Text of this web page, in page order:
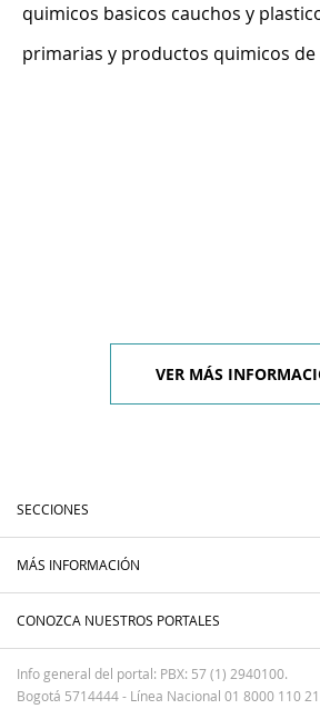
quimicos basicos cauchos y
primarias y productos quimicos
VER MÁS
SECCIONES
MÁS INFORMACIÓN
CONOZCA NUESTROS PORTALES
Info general del portal: PBX: 57 (1) 2940100.
Bogotá 5714444 - Línea Nacional 01 8000 110